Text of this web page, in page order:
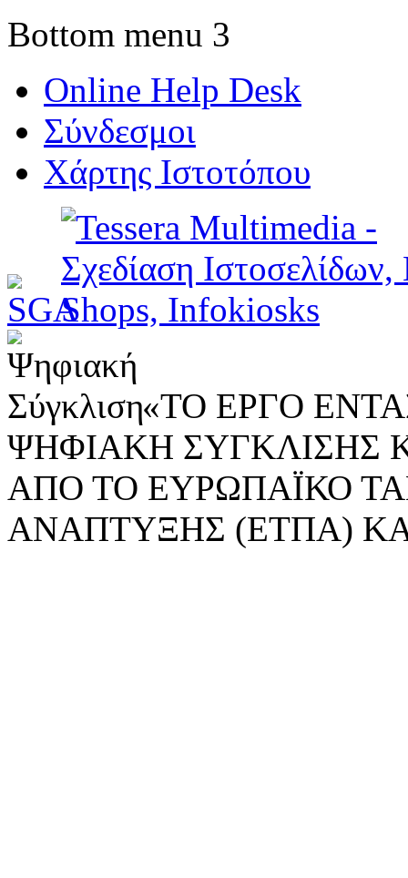
Bottom menu 3
Online Help Desk
Σύνδεσμοι
Χάρτης Ιστοτόπου
«ΤΟ ΕΡΓΟ
ΨΗΦΙΑΚΗ ΣΥΓΚΛΙΣΗΣ
ΑΠΟ ΤΟ ΕΥΡΩΠΑΪΚΟ
ΑΝΑΠΤΥΞΗΣ (ΕΤΠΑ)